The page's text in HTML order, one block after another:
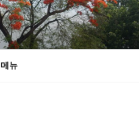
메뉴